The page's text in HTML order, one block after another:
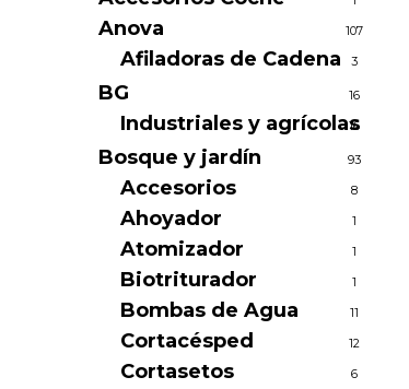
Anova 107
Afiladoras de Cadena 3
BG 16
Industriales y agrícolas
16
Bosque y jardín 93
Accesorios 8
Ahoyador 1
Atomizador 1
Biotriturador 1
Bombas de Agua 11
Cortacésped 12
Cortasetos 6